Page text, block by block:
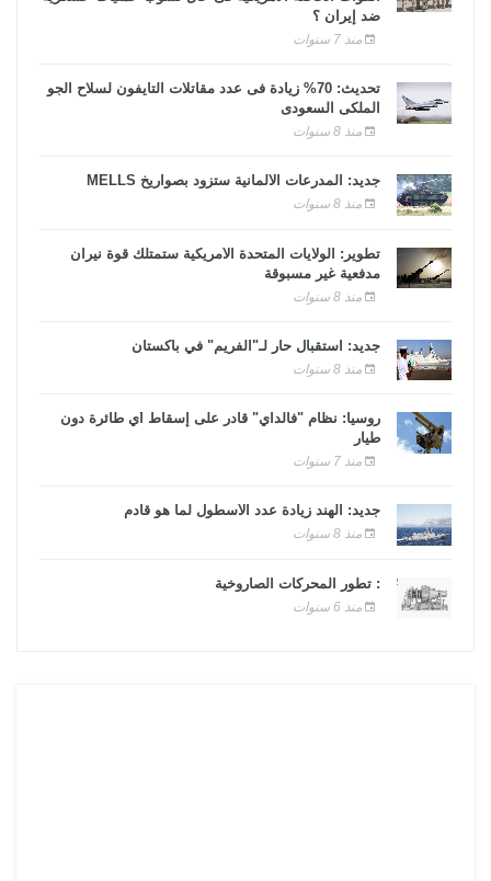
ضد إيران ؟
منذ 7 سنوات
تحديث: 70% زيادة فى عدد مقاتلات التايفون لسلاح الجو
الملكى السعودى
منذ 8 سنوات
جديد: المدرعات الألمانية ستزود بصواريخ MELLS
منذ 8 سنوات
تطوير: الولايات المتحدة الأمريكية ستمتلك قوة نيران
مدفعية غير مسبوقة
منذ 8 سنوات
جديد: استقبال حار لـ"الفريم" في باكستان
منذ 8 سنوات
روسيا: نظام "فالداي" قادر على إسقاط أي طائرة دون
طيار
منذ 7 سنوات
جديد: الهند زيادة عدد الأسطول لما هو قادم
منذ 8 سنوات
: تطور المحركات الصاروخية
منذ 6 سنوات